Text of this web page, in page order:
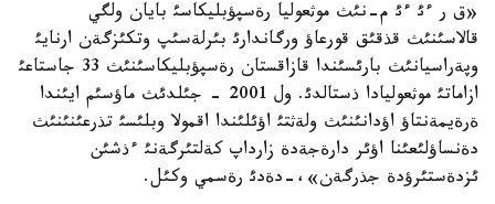
«ق ر ءئ ءئ م-نئث موثعوليا رةسپؤبليكاسئ بايان ولگي
قالاسئنئث قذقئق قورعاؤ ورگاندارئ بئرلةسئپ وتكئزگةن ارنايئ
وپةراسيانئث بارئسئندا قازاقستان رةسپؤبليكاسئنئث 33 جاستاعئ
ازاماتئ موثعوليادا ذستالدئ. ول 2001 - جئلدئث ماؤسئم ايئندا
ةرةيمةنتاؤ اؤدانئنئث ولةثتئ اؤئلئندا اقمولا وبلئسئ تذرعئنئنئث
دةنساؤلئعئنا اؤئر دارةجةدة زارداپ كةلتئرگةنئ ءذشئن
ئزدةستئرؤدة جذرگةن»،-دةدئ رةسمي وكئل.